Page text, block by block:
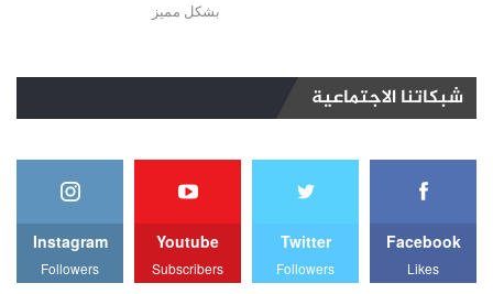
بشكل مميز
شبكاتنا الاجتماعية
Facebook
Likes
Twitter
Followers
Youtube
Subscribers
Instagram
Followers